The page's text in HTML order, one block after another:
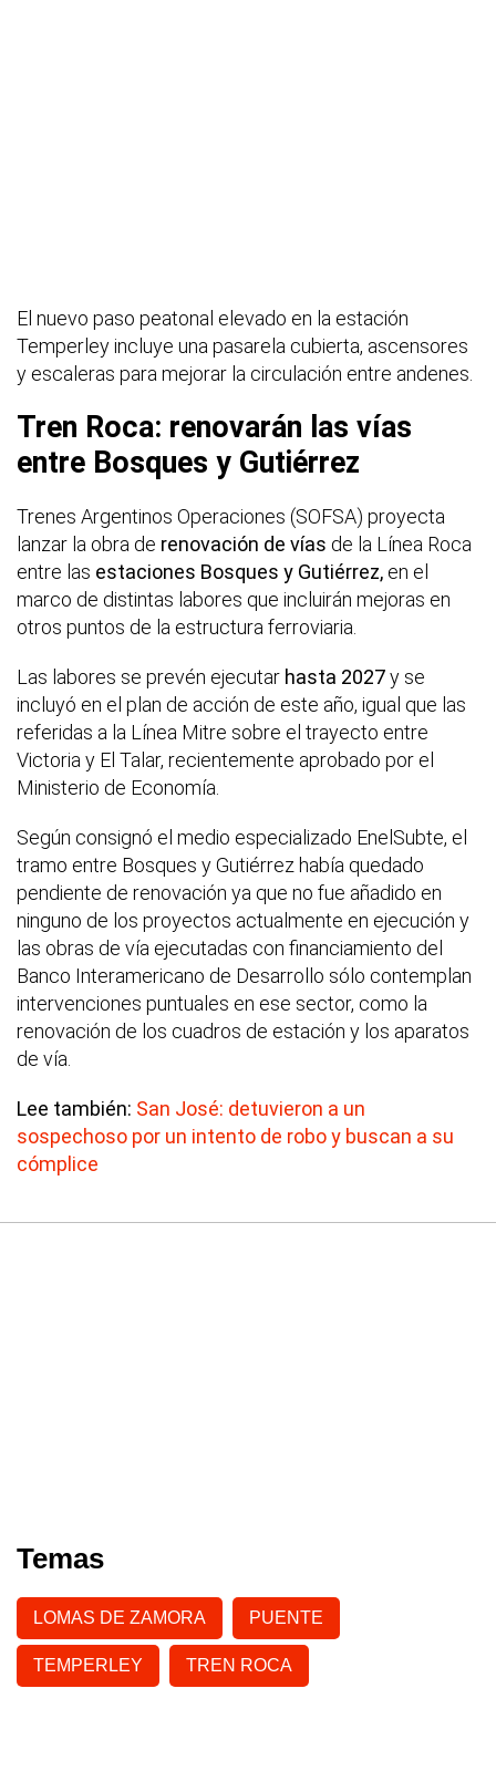
El nuevo paso peatonal elevado en la estación
Temperley incluye una pasarela cubierta, ascensores
y escaleras para mejorar la circulación entre andenes.
Tren Roca: renovarán las vías
entre Bosques y Gutiérrez
Trenes Argentinos Operaciones (SOFSA) proyecta
lanzar la obra de renovación de vías de la Línea Roca
entre las estaciones Bosques y Gutiérrez, en el
marco de distintas labores que incluirán mejoras en
otros puntos de la estructura ferroviaria.
Las labores se prevén ejecutar hasta 2027y se
incluyó en el plan de acción de este año, igual que las
referidas a la Línea Mitre sobre el trayecto entre
Victoria y El Talar, recientemente aprobado por el
Ministerio de Economía.
Según consignó el medio especializado EnelSubte, el
tramo entre Bosques y Gutiérrez había quedado
pendiente de renovación ya que no fue añadido en
ninguno de los proyectos actualmente en ejecución y
las obras de vía ejecutadas con financiamiento del
Banco Interamericano de Desarrollo sólo contemplan
intervenciones puntuales en ese sector, como la
renovación de los cuadros de estación y los aparatos
de vía.
Lee también: San José: detuvieron a un
sospechoso por un intento de robo y buscan a su
cómplice
Temas
LOMAS DE ZAMORA PUENTE
TEMPERLEY TREN ROCA